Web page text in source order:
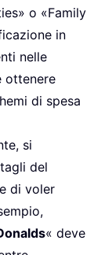
o «Family
in
nelle
ottenere
di spesa
si
del
di voler
« deve